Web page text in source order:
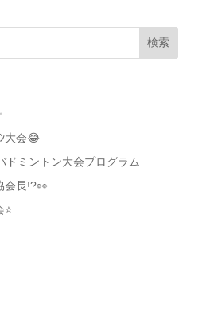
大会😂
ドミントン大会プログラム
会長!?👀